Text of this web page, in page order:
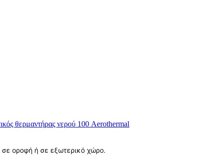
θερμαντήρας νερού 100 Aerothermal
οροφή ή σε εξωτερικό χώρο.